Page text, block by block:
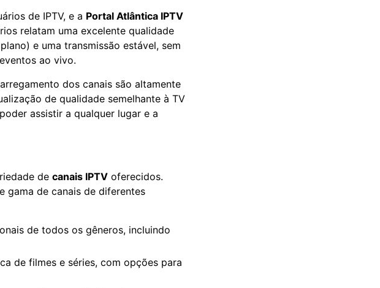
de IPTV, e a Portal Atlântica IPTV
relatam uma excelente qualidade
e uma transmissão estável, sem
ao vivo.
dos canais são altamente
de qualidade semelhante à TV
assistir a qualquer lugar e a
de canais IPTV oferecidos.
gama de canais de diferentes
de todos os gêneros, incluindo
de filmes e séries, com opções para